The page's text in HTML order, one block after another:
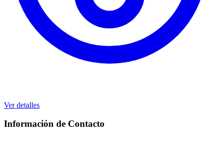
Ver detalles
Información de Contacto